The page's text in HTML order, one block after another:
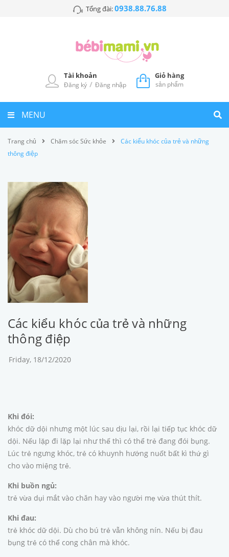
Tổng đài:0938.88.76.88
Tài khoản
Đăng ký / Đăng nhập
Giỏ hàng
sản phẩm
MENU
Trang chủ Chăm sóc Sức khỏe
Các kiểu khóc của trẻ và những
thông điệp
Các kiểu khóc của trẻ và những
thông điệp
Friday, 18/12/2020
Khi đói:
khóc dữ dội nhưng một lúc sau dịu lại, rồi lại tiếp tục khóc dữ
dội. Nếu lặp đi lặp lại như thế thì có thể trẻ đang đói bụng.
Lúc trẻ ngưng khóc, trẻ có khuynh hướng nuốt bất kì thứ gì
cho vào miệng trẻ.
Khi buồn ngủ:
trẻ vừa dụi mắt vào chăn hay vào người mẹ vừa thút thít.
Khi đau:
trẻ khóc dữ dội. Dù cho bú trẻ vẫn không nín. Nếu bị đau
bụng trẻ có thể cong chân mà khóc.